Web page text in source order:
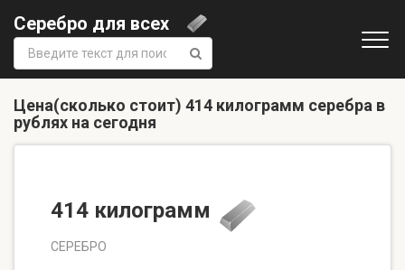
Серебро для всех
Поиск:
Цена(сколько стоит) 414 килограмм серебра в
рублях на сегодня
414 килограмм
СЕРЕБРО